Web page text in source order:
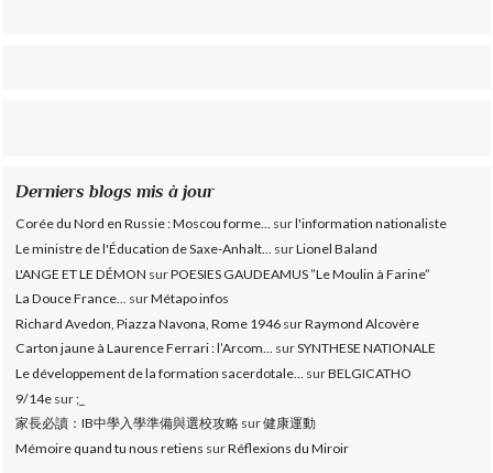
Derniers blogs mis à jour
Corée du Nord en Russie : Moscou forme... surl'information nationaliste
Le ministre de l'Éducation de Saxe-Anhalt... surLionel Baland
L'ANGE ET LE DÉMON surPOESIES GAUDEAMUS ”Le Moulin à Farine”
La Douce France... surMétapo infos
Richard Avedon, Piazza Navona, Rome 1946 surRaymond Alcovère
Carton jaune à Laurence Ferrari : l’Arcom... surSYNTHESE NATIONALE
Le développement de la formation sacerdotale... surBELGICATHO
9/14e sur;_
家長必讀：IB中學入學準備與選校攻略 sur健康運動
Mémoire quand tu nous retiens surRéflexions du Miroir